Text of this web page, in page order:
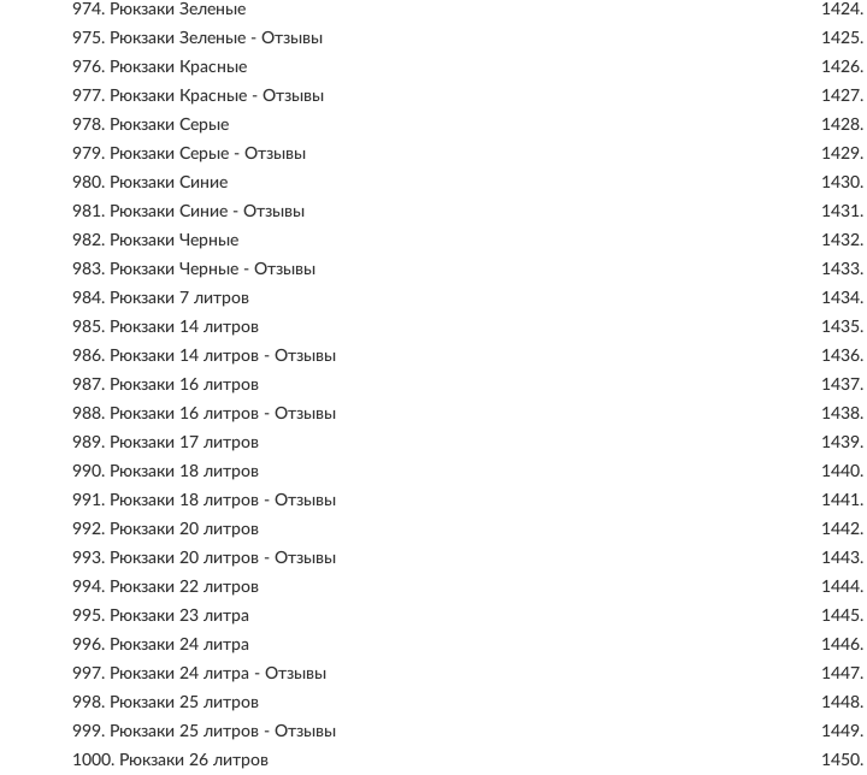
974. Рюкзаки Зеленые
975. Рюкзаки Зеленые - Отзывы
976. Рюкзаки Красные
977. Рюкзаки Красные - Отзывы
978. Рюкзаки Серые
979. Рюкзаки Серые - Отзывы
980. Рюкзаки Синие
981. Рюкзаки Синие - Отзывы
982. Рюкзаки Черные
983. Рюкзаки Черные - Отзывы
984. Рюкзаки 7 литров
985. Рюкзаки 14 литров
986. Рюкзаки 14 литров - Отзывы
987. Рюкзаки 16 литров
988. Рюкзаки 16 литров - Отзывы
989. Рюкзаки 17 литров
990. Рюкзаки 18 литров
991. Рюкзаки 18 литров - Отзывы
992. Рюкзаки 20 литров
993. Рюкзаки 20 литров - Отзывы
994. Рюкзаки 22 литров
995. Рюкзаки 23 литра
996. Рюкзаки 24 литра
997. Рюкзаки 24 литра - Отзывы
998. Рюкзаки 25 литров
999. Рюкзаки 25 литров - Отзывы
1000. Рюкзаки 26 литров
1424.
1425.
1426.
1427.
1428.
1429.
1430.
1431.
1432.
1433.
1434.
1435.
1436.
1437.
1438.
1439.
1440.
1441.
1442.
1443.
1444.
1445.
1446.
1447.
1448.
1449.
1450.